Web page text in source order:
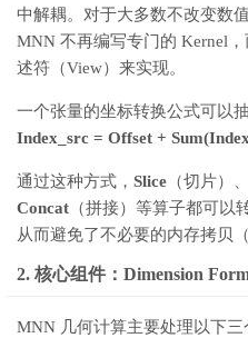
中解耦。对于大多数不改变数
MNN 不再编写专门的 Kernel
述符（View）来实现。
一个张量的坐标转换公式可以
Index_src = Offset +
通过这种方式， Slice （切片）、
Concat （拼接）等算子都可以
从而避免了不必要的内存拷贝（
2. 核心组件：Dimension
MNN 几何计算主要处理以下三